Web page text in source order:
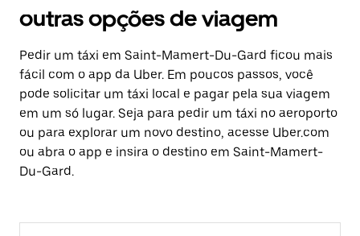
outras opções de viagem
Pedir um táxi em Saint-Mamert-Du-Gard ficou mais
fácil com o app da Uber. Em poucos passos, você
pode solicitar um táxi local e pagar pela sua viagem
em um só lugar. Seja para pedir um táxi no aeroporto
ou para explorar um novo destino, acesse Uber.com
ou abra o app e insira o destino em Saint-Mamert-
Du-Gard.